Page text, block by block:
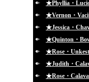
★Phyllia・
★Vernon・
★Jessica・
★Quinton・
★Rose・
★Judith・
★Rose・